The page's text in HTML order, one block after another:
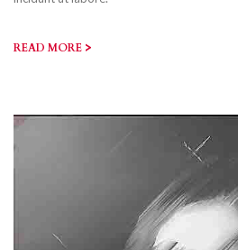
READ MORE >